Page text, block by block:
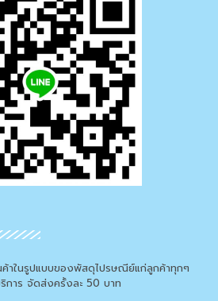
าในรูปแบบของพัสดุไปรษณีย์แก่ลูกค้าทุกๆ
การ จัดส่งครั้งละ 50 บาท